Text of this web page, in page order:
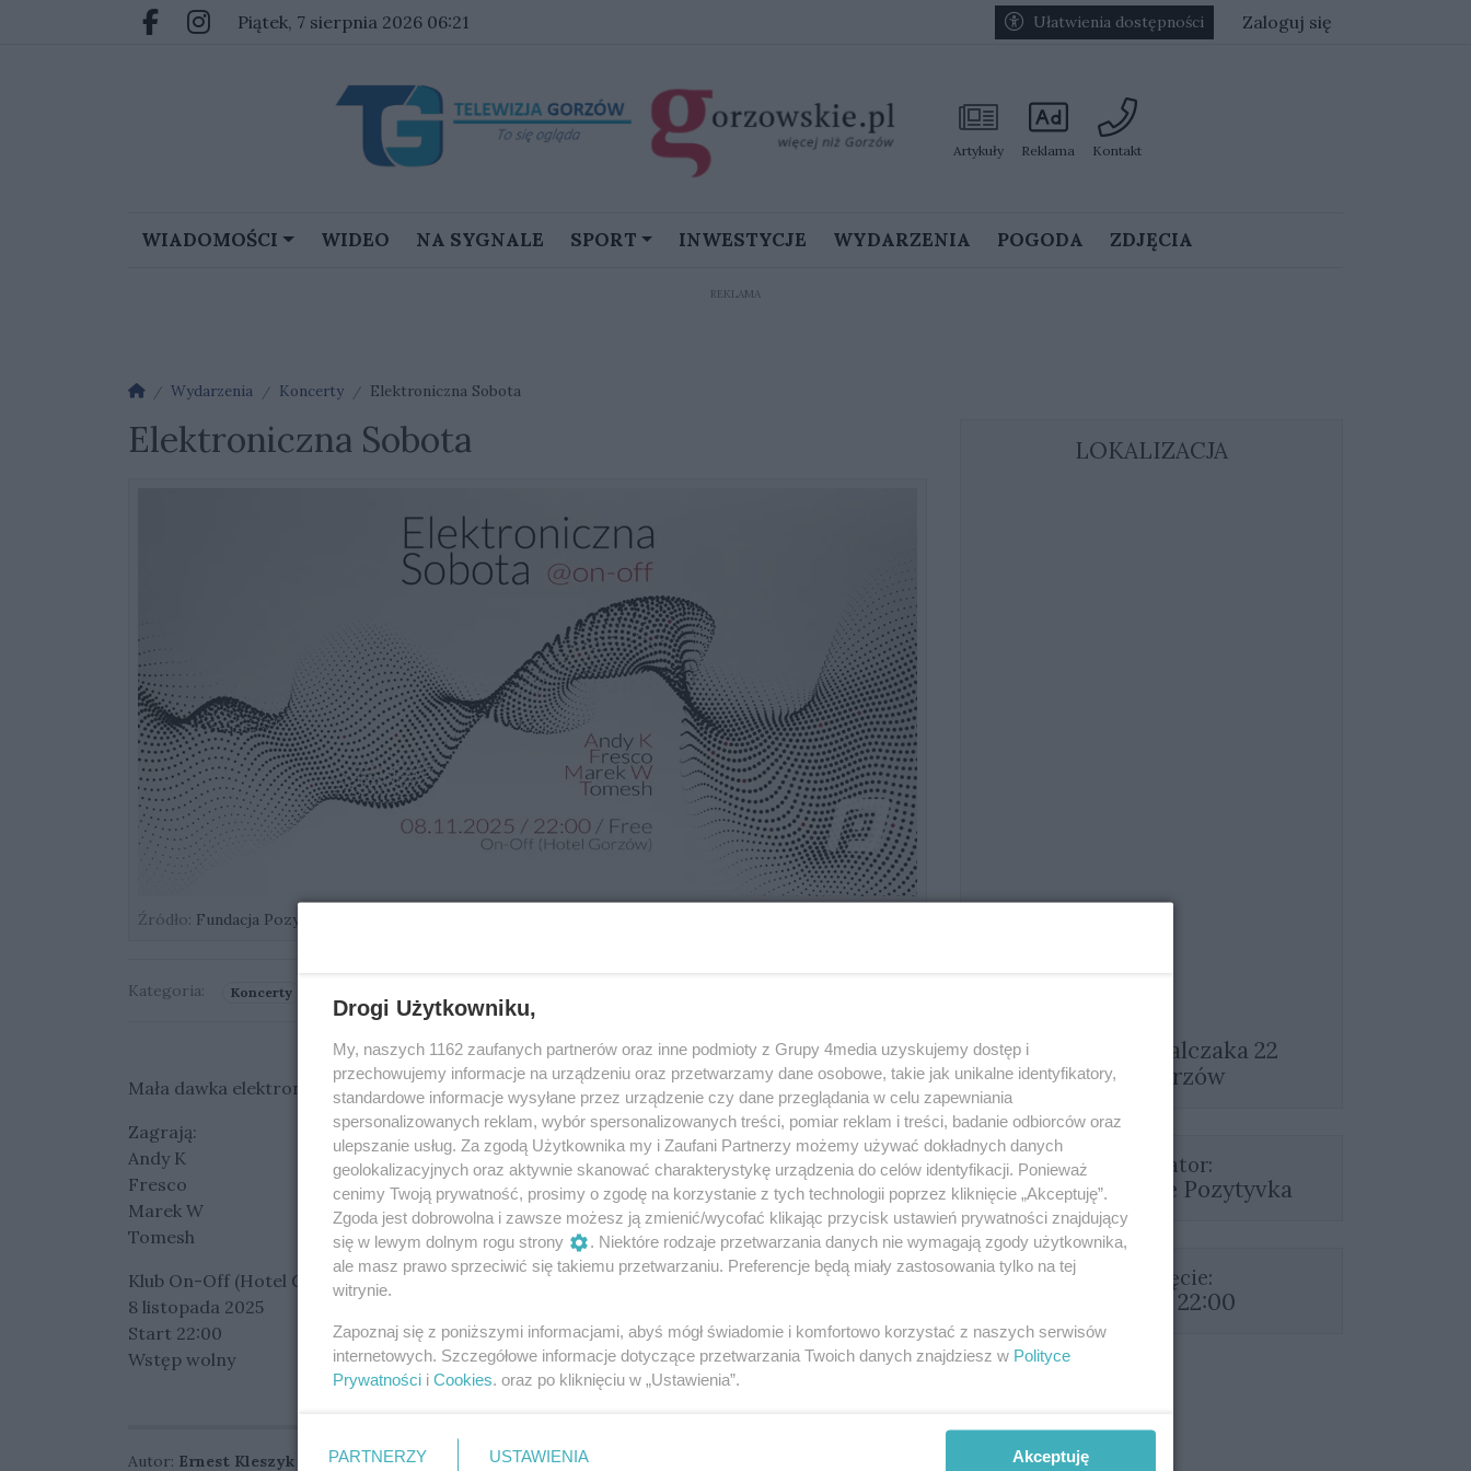
Przejdź do głównych treści
Przejdź do głównego menu
Facebook.com
Instagram.com
piątek, 7 sierpnia 2026 06:21 Ułatwienia dostępności Zaloguj się
Artykuły Reklama Kontakt
WIADOMOŚCI WIDEO NA SYGNALE SPORT INWESTYCJE WYDARZENIA POGODA ZDJĘCIA
REKLAMA
Strona główna
Wydarzenia Koncerty Elektroniczna Sobota
Elektroniczna Sobota
Źródło: Fundacja Pozytywka
Kategoria: Koncerty
Mała dawka elektroniki w kameralnym ON-OFF'ie.
Zagrają:
Andy K
Fresco
Marek W
Tomesh
Klub On-Off (Hotel Gorzów / Walczaka 22)
8 listopada 2025
Start 22:00
Wstęp wolny
Autor: Ernest Kleszyk Data dodania: 04.11.2025 21:28 Wyświetleń:
LOKALIZACJA
Franciszka Walczaka 22
Hotel Gorzów
Organizator:
Stowarzyszenie Pozytyvka
Rozpoczęcie:
08.11.2025 22:00
Drogi Użytkowniku,
My, naszych 1162 zaufanych partnerów oraz inne podmioty z Grupy 4media uzyskujemy dostęp i
przechowujemy informacje na urządzeniu oraz przetwarzamy dane osobowe, takie jak unikalne identyfikatory,
standardowe informacje wysyłane przez urządzenie czy dane przeglądania w celu zapewniania
spersonalizowanych reklam, wybór spersonalizowanych treści, pomiar reklam i treści, badanie odbiorców oraz
ulepszanie usług. Za zgodą Użytkownika my i Zaufani Partnerzy możemy używać dokładnych danych
geolokalizacyjnych oraz aktywnie skanować charakterystykę urządzenia do celów identyfikacji. Ponieważ
cenimy Twoją prywatność, prosimy o zgodę na korzystanie z tych technologii poprzez kliknięcie „Akceptuję”.
Zgoda jest dobrowolna i zawsze możesz ją zmienić/wycofać klikając przycisk ustawień prywatności znajdujący
się w lewym dolnym rogu strony
. Niektóre rodzaje przetwarzania danych nie wymagają zgody użytkownika,
ale masz prawo sprzeciwić się takiemu przetwarzaniu. Preferencje będą miały zastosowania tylko na tej
witrynie.
Zapoznaj się z poniższymi informacjami, abyś mógł świadomie i komfortowo korzystać z naszych serwisów
internetowych. Szczegółowe informacje dotyczące przetwarzania Twoich danych znajdziesz w Polityce
Prywatności i Cookies . oraz po kliknięciu w „Ustawienia”.
PARTNERZY USTAWIENIA Akceptuję